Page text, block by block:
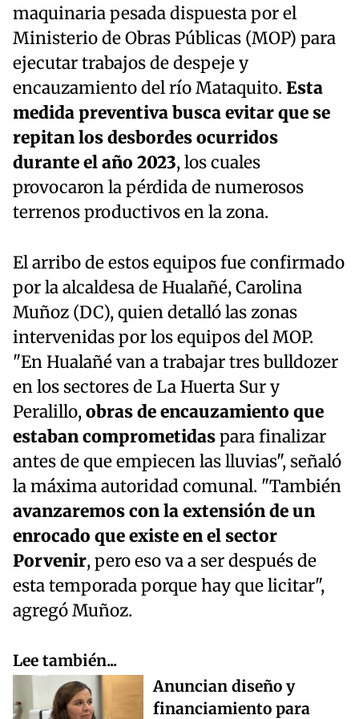
maquinaria pesada dispuesta por el
Ministerio de Obras Públicas (MOP) para
ejecutar trabajos de despeje y
encauzamiento del río Mataquito. Esta
medida preventiva busca evitar que se
repitan los desbordes ocurridos
durante el año 2023, los cuales
provocaron la pérdida de numerosos
terrenos productivos en la zona.
El arribo de estos equipos fue confirmado
por la alcaldesa de Hualañé, Carolina
Muñoz (DC), quien detalló las zonas
intervenidas por los equipos del MOP.
"En Hualañé van a trabajar tres bulldozer
en los sectores de La Huerta Sur y
Peralillo,obras de encauzamiento que
estaban comprometidaspara finalizar
antes de que empiecen las lluvias", señaló
la máxima autoridad comunal. "También
avanzaremos con la extensión de un
enrocado que existe en el sector
Porvenir, pero eso va a ser después de
esta temporada porque hay que licitar",
agregó Muñoz.
Lee también...
Anuncian diseño y
financiamiento para